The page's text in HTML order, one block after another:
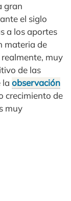
gran
el siglo
a los aportes
materia de
muy
de las
la observación
crecimiento de
muy